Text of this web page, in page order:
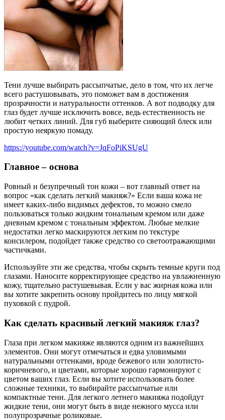
Тени лучше выбирать рассыпчатые, дело в том, что их легче
всего растушовывать, это поможет вам в достижения
прозрачности и натуральности оттенков. А вот подводку для
глаз будет лучше исключить вовсе, ведь естественность не
любит четких линий. Для губ выберите сияющий блеск или
простую неяркую помаду.
https://youtube.com/watch?v=JqFoPiKSUgU
Главное – основа
Ровный и безупречный тон кожи – вот главный ответ на
вопрос «как сделать легкий макияж?» Если ваша кожа не
имеет каких-либо видимых дефектов, то можно смело
пользоваться только жидким тональным кремом или даже
дневным кремом с тональным эффектом. Любые мелкие
недостатки легко маскируются легким по текстуре
консилером, подойдет также средство со светоотражающими
частичками.
Используйте эти же средства, чтобы скрыть темные круги под
глазами. Наносите корректирующее средство на увлажненную
кожу, тщательно растушевывая. Если у вас жирная кожа или
вы хотите закрепить основу пройдитесь по лицу мягкой
пуховкой с пудрой.
Как сделать красивый легкий макияж глаз?
Глаза при легком макияже являются одним из важнейших
элементов. Они могут отмечаться и едва уловимыми
натуральными оттенками, вроде бежевого или золотисто-
коричневого, и цветами, которые хорошо гармонируют с
цветом ваших глаз. Если вы хотите использовать более
сложные техники, то выбирайте рассыпчатые или
компактные тени. Для легкого летнего макияжа подойдут
жидкие тени, они могут быть в виде нежного мусса или
полупрозрачные роликовые.